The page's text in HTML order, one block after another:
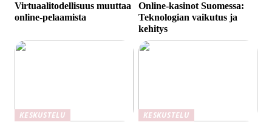
Virtuaalitodellisuus muuttaa
online-pelaamista
Online-kasinot Suomessa:
Teknologian vaikutus ja
kehitys
KESKUSTELU
KESKUSTELU